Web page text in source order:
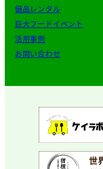
備品レンタル
巨大フードイベント
活用事例
お問い合わせ